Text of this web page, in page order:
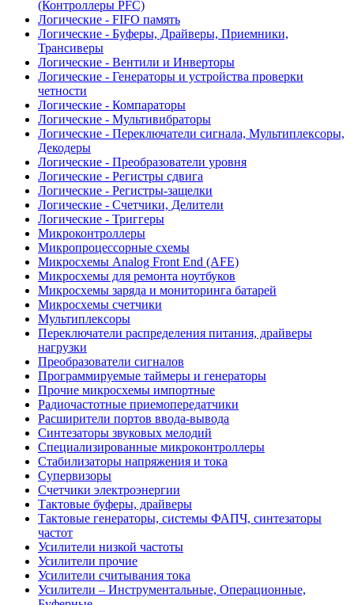
(Контроллеры PFC)
Логические - FIFO память
Логические - Буферы, Драйверы, Приемники,
Трансиверы
Логические - Вентили и Инверторы
Логические - Генераторы и устройства проверки
четности
Логические - Компараторы
Логические - Мультивибраторы
Логические - Переключатели сигнала, Мультиплексоры,
Декодеры
Логические - Преобразователи уровня
Логические - Регистры сдвига
Логические - Регистры-защелки
Логические - Счетчики, Делители
Логические - Триггеры
Микроконтроллеры
Микропроцессорные схемы
Микросхемы Analog Front End (AFE)
Микросхемы для ремонта ноутбуков
Микросхемы заряда и мониторинга батарей
Микросхемы счетчики
Мультиплексоры
Переключатели распределения питания, драйверы
нагрузки
Преобразователи сигналов
Программируемые таймеры и генераторы
Прочие микросхемы импортные
Радиочастотные приемопередатчики
Расширители портов ввода-вывода
Синтезаторы звуковых мелодий
Специализированные микроконтроллеры
Стабилизаторы напряжения и тока
Супервизоры
Счетчики электроэнергии
Тактовые буферы, драйверы
Тактовые генераторы, системы ФАПЧ, синтезаторы
частот
Усилители низкой частоты
Усилители прочие
Усилители считывания тока
Усилители – Инструментальные, Операционные,